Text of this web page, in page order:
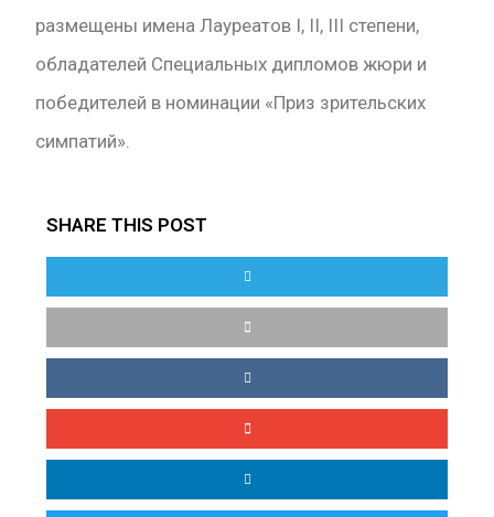
размещены имена Лауреатов I, II, III степени,
обладателей Специальных дипломов жюри и
победителей в номинации «Приз зрительских
симпатий».
SHARE THIS POST